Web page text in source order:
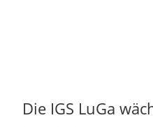
Die IGS LuGa